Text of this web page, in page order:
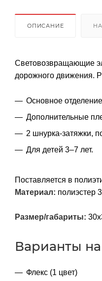
ОПИСАНИЕ
Световозвращающие
дорожного движения.
Основное
Дополнительные
2 шнурка-затяжки,
Для детей 3–7 лет.
Поставляется в
Материал: полиэстер
Размер/габариты:
Варианты
Флекс (1 цвет)